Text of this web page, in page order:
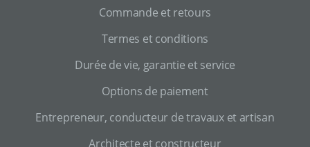
Commande et retours
Termes et conditions
Durée de vie, garantie et service
Options de paiement
Entrepreneur, conducteur de travaux et artisan
Architecte et constructeur